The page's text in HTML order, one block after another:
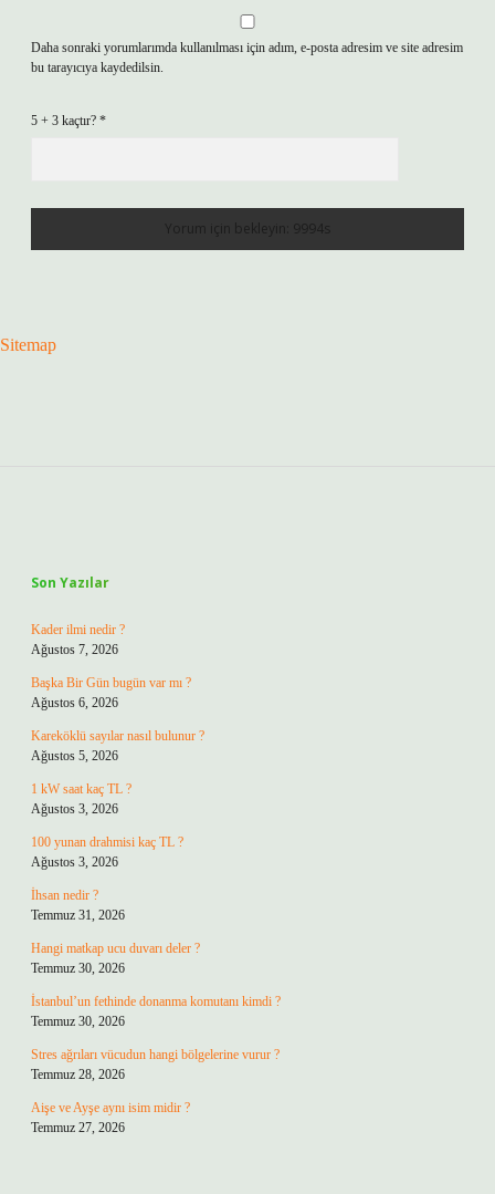
Daha sonraki yorumlarımda kullanılması için adım, e-posta adresim ve site adresim
bu tarayıcıya kaydedilsin.
5 + 3 kaçtır? *
Sitemap
Son Yazılar
Kader ilmi nedir ?
Ağustos 7, 2026
Başka Bir Gün bugün var mı ?
Ağustos 6, 2026
Kareköklü sayılar nasıl bulunur ?
Ağustos 5, 2026
1 kW saat kaç TL ?
Ağustos 3, 2026
100 yunan drahmisi kaç TL ?
Ağustos 3, 2026
İhsan nedir ?
Temmuz 31, 2026
Hangi matkap ucu duvarı deler ?
Temmuz 30, 2026
İstanbul’un fethinde donanma komutanı kimdi ?
Temmuz 30, 2026
Stres ağrıları vücudun hangi bölgelerine vurur ?
Temmuz 28, 2026
Aişe ve Ayşe aynı isim midir ?
Temmuz 27, 2026